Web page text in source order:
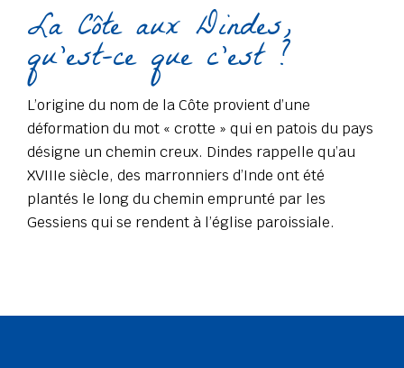
La Côte aux Dindes,
qu'est-ce que c'est ?
L’origine du nom de la Côte provient d’une
déformation du mot « crotte » qui en patois du pays
désigne un chemin creux. Dindes rappelle qu’au
XVIIIe siècle, des marronniers d’Inde ont été
plantés le long du chemin emprunté par les
Gessiens qui se rendent à l’église paroissiale.